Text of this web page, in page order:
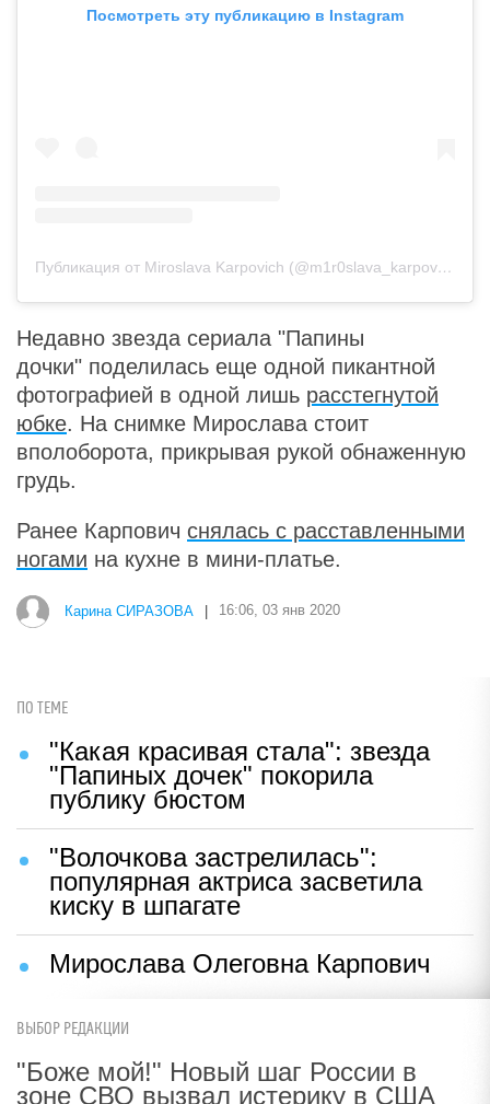
Посмотреть эту публикацию в Instagram
Публикация от Miroslava Karpovich (@m1r0slava_karpovich)
Недавно звезда сериала "Папины
дочки" поделилась еще одной пикантной
фотографией в одной лишь расстегнутой
юбке. На снимке Мирослава стоит
вполоборота, прикрывая рукой обнаженную
грудь.
Ранее Карпович снялась с расставленными
ногами на кухне в мини-платье.
Карина СИРАЗОВА | 16:06, 03 янв 2020
ПО ТЕМЕ
"Какая красивая стала": звезда
"Папиных дочек" покорила
публику бюстом
"Волочкова застрелилась":
популярная актриса засветила
киску в шпагате
Мирослава Олеговна Карпович
ВЫБОР РЕДАКЦИИ
"Боже мой!" Новый шаг России в
зоне СВО вызвал истерику в США